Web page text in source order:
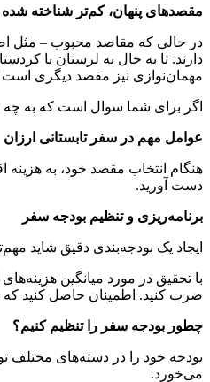
مقصدهای پنهان، کم‌تر شناخته شده
در حالی که مقاصد محبوب – مثل
دارند. تا به حال به لرستان یا
مهمان‌نوازی نیز مقصد دیگری
اگر برای شما سوال است که به
عوامل مهم در سفر تابستانی ارزان
هنگام انتخاب مقصد خود، به هزینه
دست آورید.
برنامه‌ریزی و تنظیم بودجه سفر
ایجاد یک بودجه‌بندی دقیق شاید
با تحقیق در مورد میانگین
ضرب کنید. اطمینان حاصل کنید که
چطور بودجه سفر را تنظیم کنیم؟
بودجه خود را در دسته‌های مختلف
می‌خورد.